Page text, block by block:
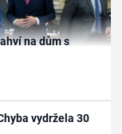
na dům s
vydržela 30